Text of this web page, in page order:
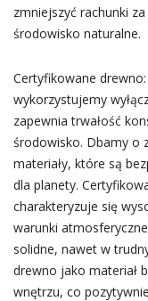
zmniejszyć rachunki
środowisko naturalne.
Certyfikowane
wykorzystujemy
zapewnia trwałość
środowisko. Dbamy o
materiały, które są
dla planety.
charakteryzuje się
warunki
solidne, nawet w
drewno jako materiał
wnętrzu, co